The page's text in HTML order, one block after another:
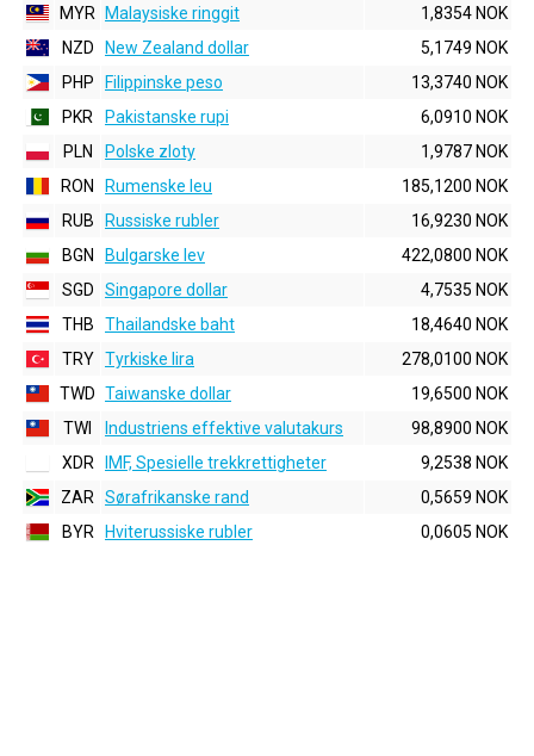
MYR
Malaysiske ringgit
1,8354 NOK
NZD
New Zealand dollar
5,1749 NOK
PHP
Filippinske peso
13,3740 NOK
PKR
Pakistanske rupi
6,0910 NOK
PLN
Polske zloty
1,9787 NOK
RON
Rumenske leu
185,1200 NOK
RUB
Russiske rubler
16,9230 NOK
BGN
Bulgarske lev
422,0800 NOK
SGD
Singapore dollar
4,7535 NOK
THB
Thailandske baht
18,4640 NOK
TRY Tyrkiske lira
278,0100 NOK
TWD Taiwanske dollar
19,6500 NOK
TWI
Industriens effektive valutakurs
98,8900 NOK
XDR
IMF, Spesielle trekkrettigheter
9,2538 NOK
ZAR
Sørafrikanske rand
0,5659 NOK
BYR
Hviterussiske rubler 0,0605 NOK